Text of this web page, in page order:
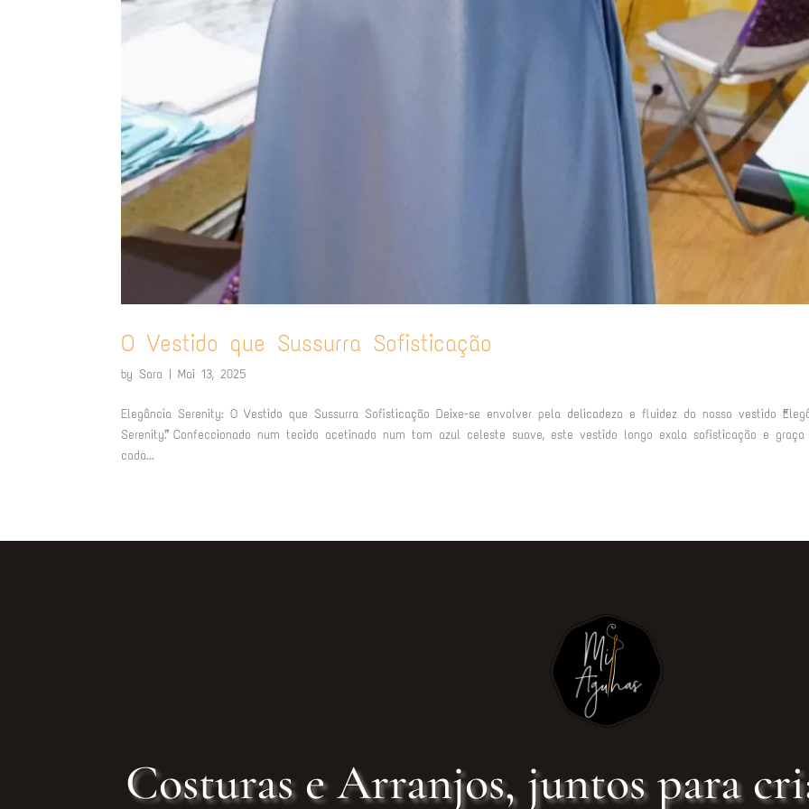
O Vestido que Sussurra Sofisticação
bySara |Mai 13, 2025
Elegância Serenity: O Vestido que Sussurra Sofisticação Deixe-se envolver pela delicadeza e fluidez do nosso vestido
Serenity”. Confeccionado num tecido acetinado num tom azul celeste suave, este vestido longo exala sofisticação e
cada...
Costuras e Arranjos, juntos para